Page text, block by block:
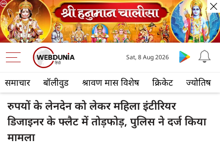
समाचार बॉलीवुड श्रावण मास विशेष क्रिकेट ज्योतिष
Sat, 8 Aug 2026
रुपयों के लेनदेन को लेकर महिला इंटीरियर
डिजाइनर के फ्लैट में तोड़फोड़, पुलिस ने दर्ज किया
मामला